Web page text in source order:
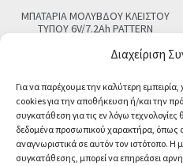
Διαχείριση
Για να παρέχουμε την καλύτερη
cookies για την αποθήκευση ή/και την
συγκατάθεση για τις εν λόγω
δεδομένα προσωπικού χαρακτήρα, όπως
αναγνωριστικά σε αυτόν τον ιστότοπο.
συγκατάθεσης, μπορεί να επηρεάσει
ΜΠΑΤΑΡΙΑ ΜΟΛΥΒΔΟΥ ΚΛΕΙΣΤΟΥ
ΤΥΠΟΥ 6V/7.2Ah PATTERN
Τελική τιμή
Προσθήκη στο καλάθι